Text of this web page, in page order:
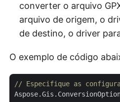
converter o arquivo
arquivo de origem, o
de destino, o driver
O exemplo de código
// Especifique as